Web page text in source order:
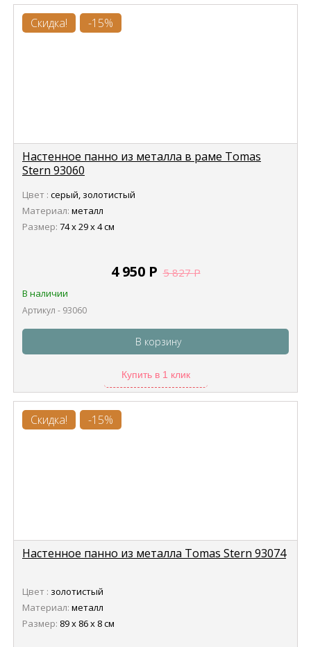
Скидка! -15%
Настенное панно из металла в раме Tomas
Stern 93060
Цвет : серый, золотистый
Материал: металл
Размер: 74 х 29 х 4 см
4 950 Р 5 827Р
В наличии
Артикул - 93060
В корзину
Купить в 1 клик
Скидка! -15%
Настенное панно из металла Tomas Stern 93074
Цвет : золотистый
Материал: металл
Размер: 89 х 86 х 8 см